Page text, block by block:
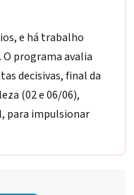
e há trabalho
programa avalia
decisivas, final da
(02 e 06/06),
para impulsionar